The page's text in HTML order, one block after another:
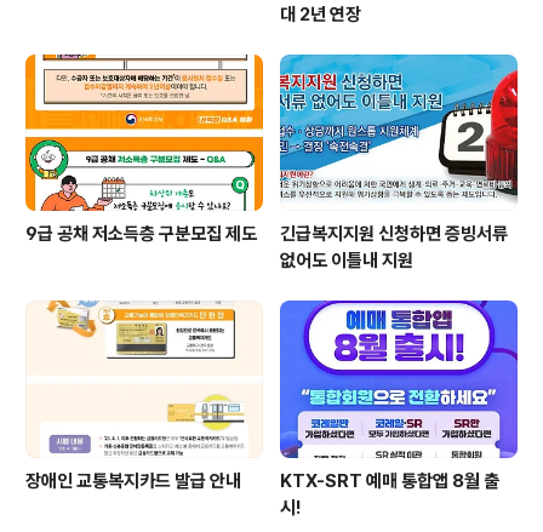
대 2년 연장
9급 공채 저소득층 구분모집 제도
긴급복지지원 신청하면 증빙서류
없어도 이틀내 지원
장애인 교통복지카드 발급 안내
KTX-SRT 예매 통합앱 8월 출
시!